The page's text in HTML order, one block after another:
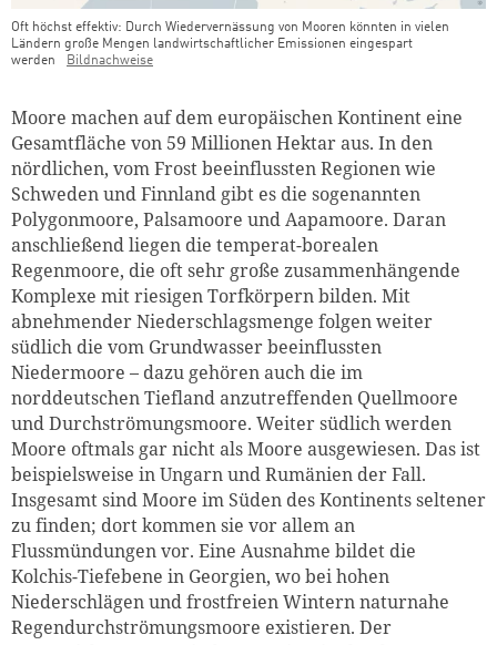
Oft höchst effektiv: Durch Wiedervernässung von Mooren könnten in vielen
Ländern große Mengen landwirtschaftlicher Emissionen eingespart
werden
Bildnachweise
Moore machen auf dem europäischen Kontinent eine
Gesamtfläche von 59 Millionen Hektar aus. In den
nördlichen, vom Frost beeinflussten Regionen wie
Schweden und Finnland gibt es die sogenannten
Polygonmoore, Palsamoore und Aapamoore. Daran
anschließend liegen die temperat-borealen
Regenmoore, die oft sehr große zusammenhängende
Komplexe mit riesigen Torfkörpern bilden. Mit
abnehmender Niederschlagsmenge folgen weiter
südlich die vom Grundwasser beeinflussten
Niedermoore – dazu gehören auch die im
norddeutschen Tiefland anzutreffenden Quellmoore
und Durchströmungsmoore. Weiter südlich werden
Moore oftmals gar nicht als Moore ausgewiesen. Das ist
beispielsweise in Ungarn und Rumänien der Fall.
Insgesamt sind Moore im Süden des Kontinents seltener
zu finden; dort kommen sie vor allem an
Flussmündungen vor. Eine Ausnahme bildet die
Kolchis-Tiefebene in Georgien, wo bei hohen
Niederschlägen und frostfreien Wintern naturnahe
Regendurchströmungsmoore existieren. Der